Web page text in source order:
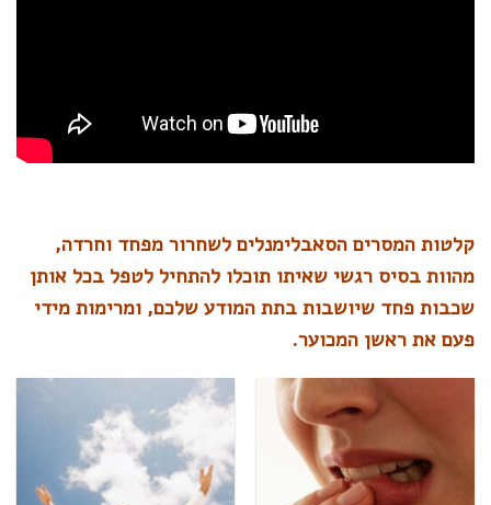
קלטות המסרים הסאבלימנלים לשחרור מפחד וחרדה,
מהוות בסיס רגשי שאיתו תוכלו להתחיל לטפל בכל אותן
שכבות פחד שיושבות בתת המודע שלכם, ומרימות מידי
פעם את ראשן המכוער.